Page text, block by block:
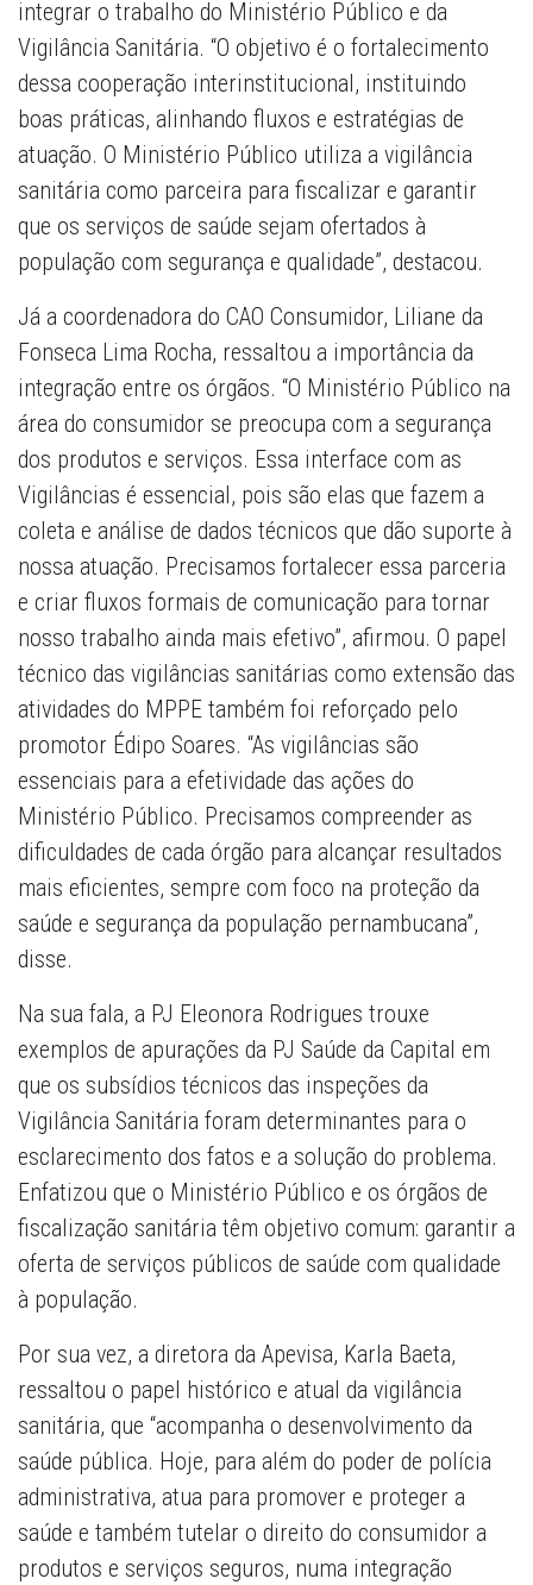
integrar o trabalho do Ministério Público e da
Vigilância Sanitária. “O objetivo é o fortalecimento
dessa cooperação interinstitucional, instituindo
boas práticas, alinhando fluxos e estratégias de
atuação. O Ministério Público utiliza a vigilância
sanitária como parceira para fiscalizar e garantir
que os serviços de saúde sejam ofertados à
população com segurança e qualidade”, destacou.
Já a coordenadora do CAO Consumidor, Liliane da
Fonseca Lima Rocha, ressaltou a importância da
integração entre os órgãos. “O Ministério Público na
área do consumidor se preocupa com a segurança
dos produtos e serviços. Essa interface com as
Vigilâncias é essencial, pois são elas que fazem a
coleta e análise de dados técnicos que dão suporte à
nossa atuação. Precisamos fortalecer essa parceria
e criar fluxos formais de comunicação para tornar
nosso trabalho ainda mais efetivo”, afirmou. O papel
técnico das vigilâncias sanitárias como extensão das
atividades do MPPE também foi reforçado pelo
promotor Édipo Soares. “As vigilâncias são
essenciais para a efetividade das ações do
Ministério Público. Precisamos compreender as
dificuldades de cada órgão para alcançar resultados
mais eficientes, sempre com foco na proteção da
saúde e segurança da população pernambucana”,
disse.
Na sua fala, a PJ Eleonora Rodrigues trouxe
exemplos de apurações da PJ Saúde da Capital em
que os subsídios técnicos das inspeções da
Vigilância Sanitária foram determinantes para o
esclarecimento dos fatos e a solução do problema.
Enfatizou que o Ministério Público e os órgãos de
fiscalização sanitária têm objetivo comum: garantir a
oferta de serviços públicos de saúde com qualidade
à população.
Por sua vez, a diretora da Apevisa, Karla Baeta,
ressaltou o papel histórico e atual da vigilância
sanitária, que “acompanha o desenvolvimento da
saúde pública. Hoje, para além do poder de polícia
administrativa, atua para promover e proteger a
saúde e também tutelar o direito do consumidor a
produtos e serviços seguros, numa integração